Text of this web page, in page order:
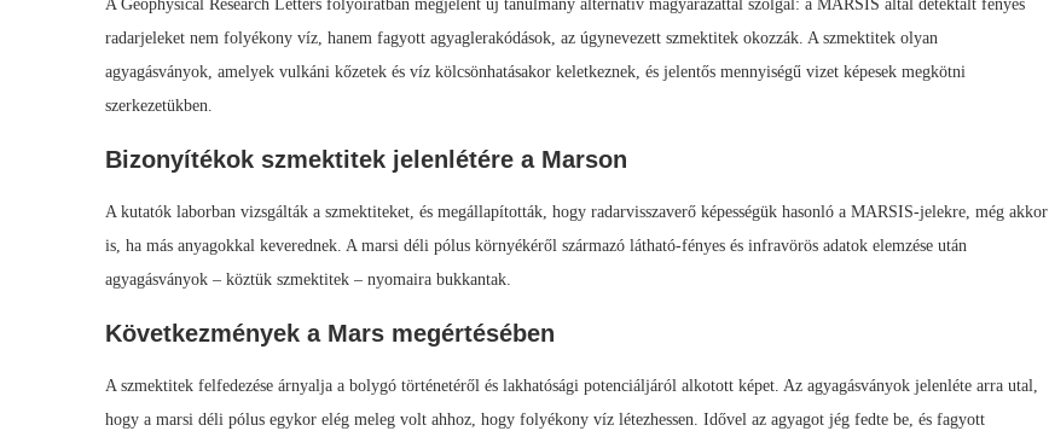
A Geophysical Research Letters folyóiratban megjelent új tanulmány alternatív magyarázattal szolgál: a MARSIS által detektált fényes
radarjeleket nem folyékony víz, hanem fagyott agyaglerakódások, az úgynevezett szmektitek okozzák. A szmektitek olyan
agyagásványok, amelyek vulkáni kőzetek és víz kölcsönhatásakor keletkeznek, és jelentős mennyiségű vizet képesek megkötni
szerkezetükben.
Bizonyítékok szmektitek jelenlétére a Marson
A kutatók laborban vizsgálták a szmektiteket, és megállapították, hogy radarvisszaverő képességük hasonló a MARSIS-jelekre, még akkor
is, ha más anyagokkal keverednek. A marsi déli pólus környékéről származó látható-fényes és infravörös adatok elemzése után
agyagásványok – köztük szmektitek – nyomaira bukkantak.
Következmények a Mars megértésében
A szmektitek felfedezése árnyalja a bolygó történetéről és lakhatósági potenciáljáról alkotott képet. Az agyagásványok jelenléte arra utal,
hogy a marsi déli pólus egykor elég meleg volt ahhoz, hogy folyékony víz létezhessen. Idővel az agyagot jég fedte be, és fagyott